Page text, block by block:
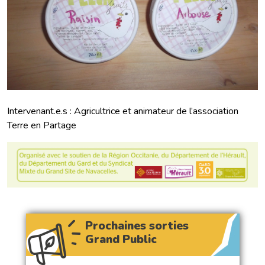
Intervenant.e.s : Agricultrice et animateur de l’association
Terre en Partage
Prochaines sorties
Grand Public